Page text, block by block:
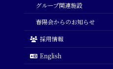
グループ関連施設
春陽会からのお知らせ
採用情報
English